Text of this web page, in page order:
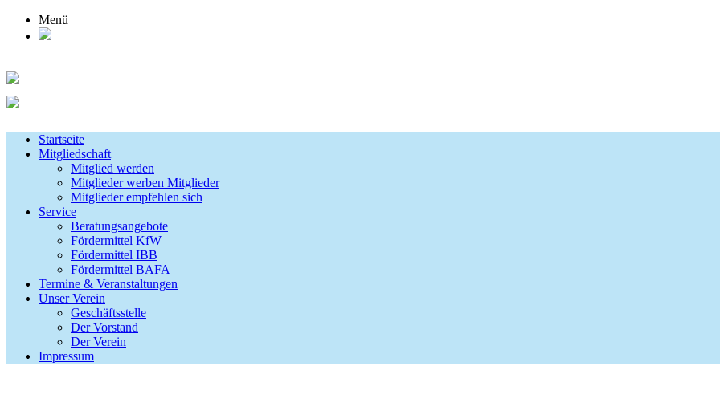
Menü
Startseite
Mitgliedschaft
Mitglied werden
Mitglieder werben Mitglieder
Mitglieder empfehlen sich
Service
Beratungsangebote
Fördermittel KfW
Fördermittel IBB
Fördermittel BAFA
Termine & Veranstaltungen
Unser Verein
Geschäftsstelle
Der Vorstand
Der Verein
Impressum